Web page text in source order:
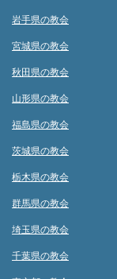
岩手県の教会
宮城県の教会
秋田県の教会
山形県の教会
福島県の教会
茨城県の教会
栃木県の教会
群馬県の教会
埼玉県の教会
千葉県の教会